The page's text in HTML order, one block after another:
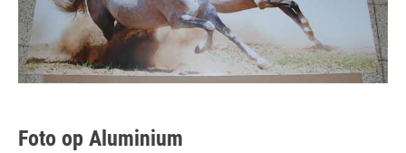
Foto op Aluminium